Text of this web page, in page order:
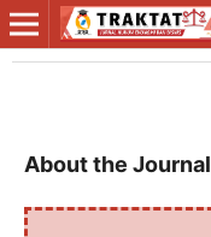
About the Journal